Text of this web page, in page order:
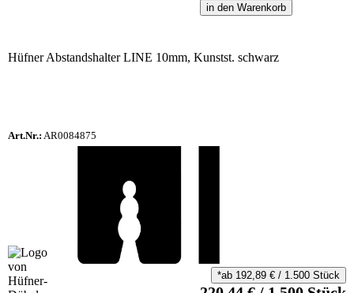
in den Warenkorb
Hüfner Abstandshalter LINE 10mm, Kunstst. schwarz
Art.Nr.: AR0084875
*ab 192,89 €/ 1.500 Stück